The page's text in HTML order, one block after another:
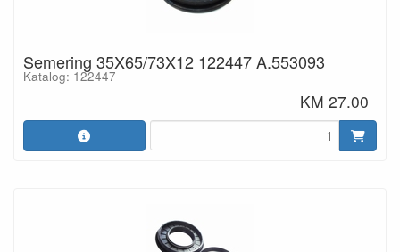
Semering 35X65/73X12 122447 A.553093
Katalog: 122447
KM 27.00